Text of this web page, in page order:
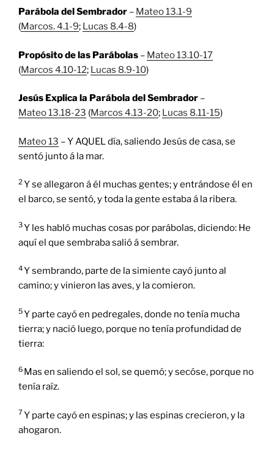
Parábola del Sembrador – Mateo 13.1-9
(Marcos. 4.1-9; Lucas 8.4-8)
Propósito de las Parábolas – Mateo 13.10-17
(Marcos 4.10-12; Lucas 8.9-10)
Jesús Explica la Parábola del Sembrador –
Mateo 13.18-23 (Marcos 4.13-20; Lucas 8.11-15)
Mateo 13 – Y AQUEL día, saliendo Jesús de casa, se
sentó junto á la mar.
2 Y se allegaron á él muchas gentes; y entrándose él en
el barco, se sentó, y toda la gente estaba á la ribera.
3Y les habló muchas cosas por parábolas, diciendo: He
aquí el que sembraba salió á sembrar.
4Y sembrando, parte de la simiente cayó junto al
camino; y vinieron las aves, y la comieron.
5Y parte cayó en pedregales, donde no tenía mucha
tierra; y nació luego, porque no tenía profundidad de
tierra:
6 Mas en saliendo el sol, se quemó; y secóse, porque no
tenía raíz.
7Y parte cayó en espinas; y las espinas crecieron, y la
ahogaron.